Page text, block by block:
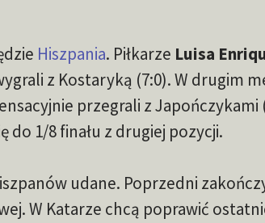
Hiszpania. Piłkarze Luisa
z Kostaryką (7:0). W drugim
przegrali z Japończykami
do 1/8 finału z drugiej pozycji.
udane. Poprzedni
W Katarze chcą poprawić